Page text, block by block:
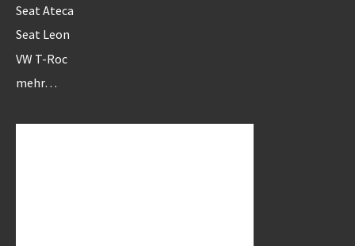
Seat Ateca
Seat Leon
VW T-Roc
mehr…